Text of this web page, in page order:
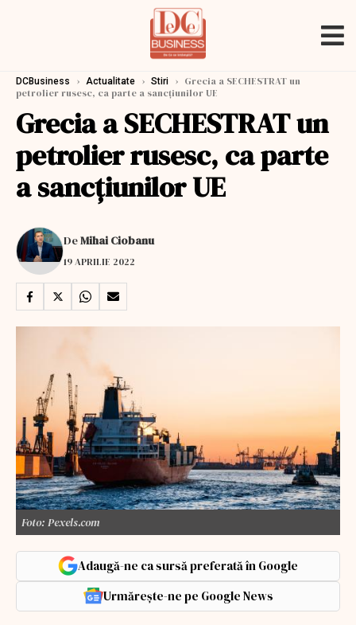
DCBusiness › Actualitate › Stiri › Grecia a SECHESTRAT un
petrolier rusesc, ca parte a sancțiunilor UE
Grecia a SECHESTRAT un
petrolier rusesc, ca parte
a sancțiunilor UE
DeMihai Ciobanu
19 APRILIE 2022
Foto: Pexels.com
Adaugă-ne ca sursă preferată în Google
Urmărește-ne pe Google News